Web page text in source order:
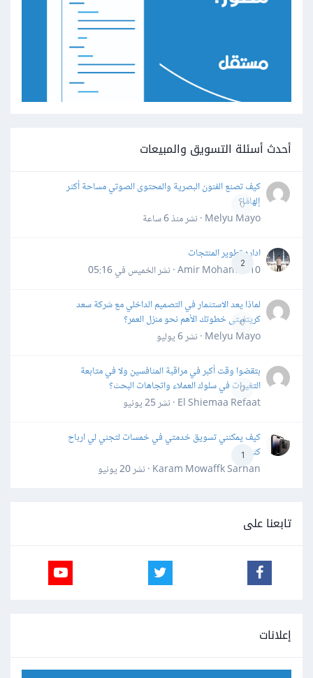
أحدث أسئلة التسويق والمبيعات
0
كيف تصنع الفنون البصرية والمحتوى الصوتي مساحة أكثر
إلهامًا؟
Melyu Mayo · نشر
منذ 6 ساعة
2
اداره تطوير المنتجات
Amir Mohamed10 · نشر
الخميس في 05:16
0
لماذا يعد الاستثمار في التصميم الداخلي مع شركة سعد
كريتفيتى خطوتك الأهم نحو منزل العمر؟
Melyu Mayo · نشر
6 يوليو
0
بتقضوا وقت أكبر في مراقبة المنافسين ولا في متابعة
التغيرات في سلوك العملاء واتجاهات البحث؟
El Shiemaa Refaat · نشر
25 يونيو
1
كيف يمكنني تسويق خدمتي في خمسات لتجني لي ارباح
كثيرة
Karam Mowaffk Sarhan · نشر
20 يونيو
تابعنا على
إعلانات